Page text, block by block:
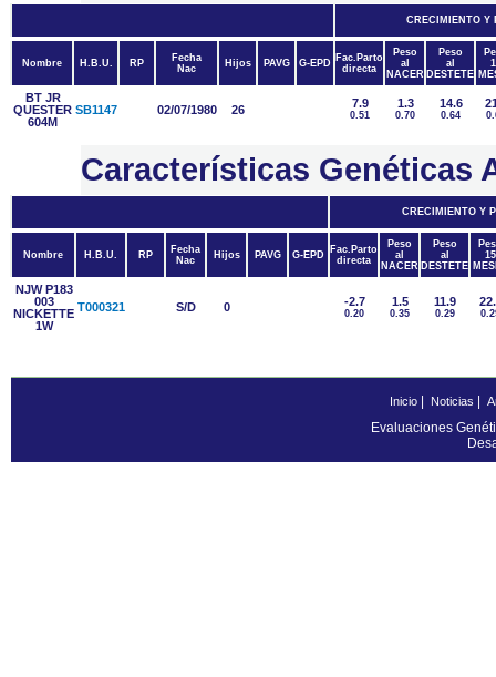
CRECIMIENTO Y
Nombre H.B.U. RP
Fecha
Nac
Hijos PAVG G-EPD
Fac.Parto
directa
Peso
al
NACER
Peso
al
DESTETE
BT JR
QUESTER
604M
SB1147 02/07/1980 26 7.9
0.51
1.3
0.70
14.6
0.64
Características Genéticas
CRECIMIENTO Y
Nombre H.B.U. RP
Fecha
Nac
Hijos PAVG G-EPD
Fac.Parto
directa
Peso
al
NACER
Peso
al
DESTETE
15
NJW P183
003
NICKETTE
1W
T000321 S/D 0 -2.7
0.20
1.5
0.35
11.9
0.29
Inicio| Noticias
Evaluaciones